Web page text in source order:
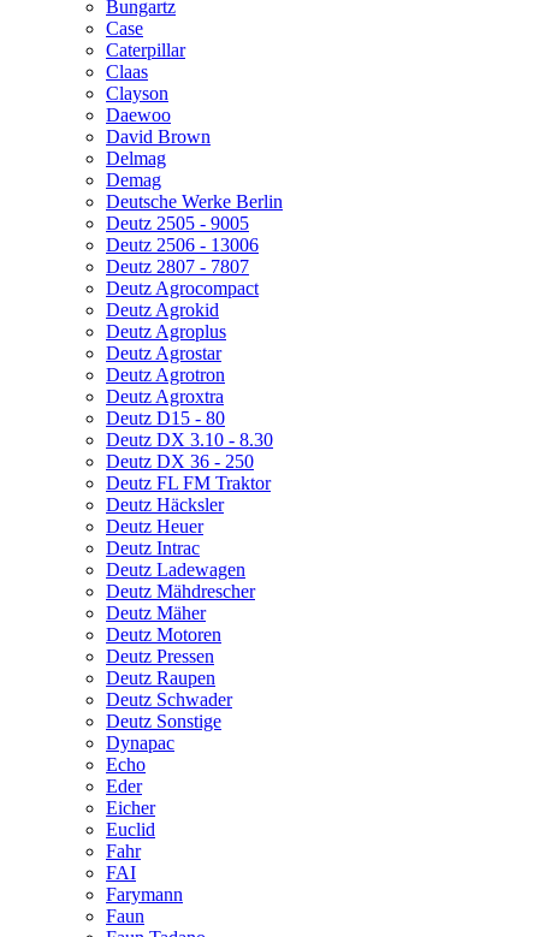
Bungartz
Case
Caterpillar
Claas
Clayson
Daewoo
David Brown
Delmag
Demag
Deutsche Werke Berlin
Deutz 2505 - 9005
Deutz 2506 - 13006
Deutz 2807 - 7807
Deutz Agrocompact
Deutz Agrokid
Deutz Agroplus
Deutz Agrostar
Deutz Agrotron
Deutz Agroxtra
Deutz D15 - 80
Deutz DX 3.10 - 8.30
Deutz DX 36 - 250
Deutz FL FM Traktor
Deutz Häcksler
Deutz Heuer
Deutz Intrac
Deutz Ladewagen
Deutz Mähdrescher
Deutz Mäher
Deutz Motoren
Deutz Pressen
Deutz Raupen
Deutz Schwader
Deutz Sonstige
Dynapac
Echo
Eder
Eicher
Euclid
Fahr
FAI
Farymann
Faun